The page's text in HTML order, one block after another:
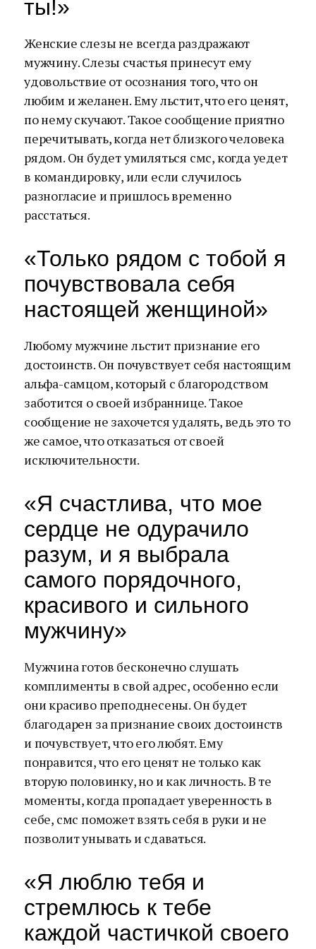
ты!»
Женские слезы не всегда раздражают
мужчину. Слезы счастья принесут ему
удовольствие от осознания того, что он
любим и желанен. Ему льстит, что его ценят,
по нему скучают. Такое сообщение приятно
перечитывать, когда нет близкого человека
рядом. Он будет умиляться смс, когда уедет
в командировку, или если случилось
разногласие и пришлось временно
расстаться.
«Только рядом с тобой я
почувствовала себя
настоящей женщиной»
Любому мужчине льстит признание его
достоинств. Он почувствует себя настоящим
альфа-самцом, который с благородством
заботится о своей избраннице. Такое
сообщение не захочется удалять, ведь это то
же самое, что отказаться от своей
исключительности.
«Я счастлива, что мое
сердце не одурачило
разум, и я выбрала
самого порядочного,
красивого и сильного
мужчину»
Мужчина готов бесконечно слушать
комплименты в свой адрес, особенно если
они красиво преподнесены. Он будет
благодарен за признание своих достоинств
и почувствует, что его любят. Ему
понравится, что его ценят не только как
вторую половинку, но и как личность. В те
моменты, когда пропадает уверенность в
себе, смс поможет взять себя в руки и не
позволит унывать и сдаваться.
«Я люблю тебя и
стремлюсь к тебе
каждой частичкой своего